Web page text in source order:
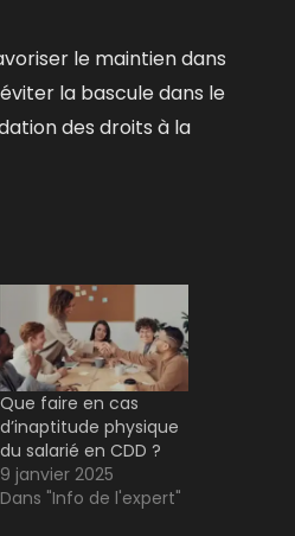
le maintien dans
la bascule dans le
des droits à la
Que faire en cas
d’inaptitude physique
du salarié en CDD ?
9 janvier 2025
Dans "Info de l'expert"